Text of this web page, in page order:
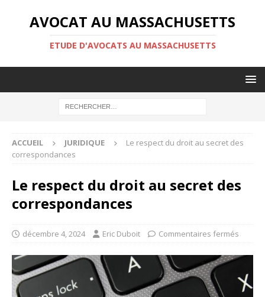
AVOCAT AU MASSACHUSETTS
ETUDE D'AVOCATS AU MASSACHUSETTS
ACCUEIL JURIDIQUE
Le respect du droit au secret des
correspondances
Le respect du droit au secret des
correspondances
décembre 4, 2024 Eric Duboit Commentaires fermés